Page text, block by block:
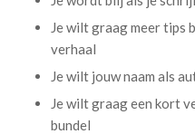
Je wilt graag meer tips
verhaal
Je wilt jouw naam als
Je wilt graag een kort
bundel